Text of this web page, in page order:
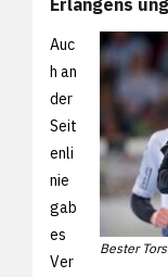
Bester
Auc
h an
der
Seit
enli
nie
gab
es
Ver